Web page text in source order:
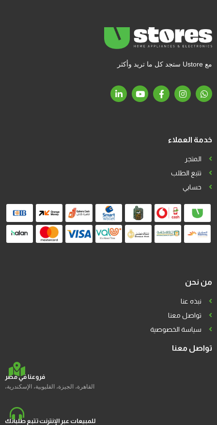
مع Ustore ستجد كل ما تريد وأكثر
خدمة العملاء
المتجر
تتبع الطلب
حسابي
من نحن
نبذه عنا
تواصل معنا
سياسة الخصوصية
تواصل معنا
فروعنا في مصر
القاهرة، الجيزة، القليوبية، الإسكندرية،
للمبيعات عبر الإنترنت تتبع طلباتك